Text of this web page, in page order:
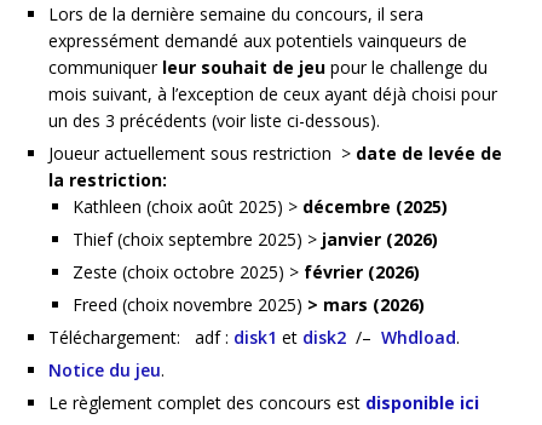
Lors de la dernière semaine du concours, il sera
expressément demandé aux potentiels vainqueurs de
communiquer leur souhait de jeu pour le challenge du
mois suivant, à l’exception de ceux ayant déjà choisi pour
un des 3 précédents (voir liste ci-dessous).
Joueur actuellement sous restriction > date de levée de
la restriction:
Kathleen (choix août 2025) > décembre (2025)
Thief (choix septembre 2025) > janvier (2026)
Zeste (choix octobre 2025) > février (2026)
Freed (choix novembre 2025) > mars (2026)
Téléchargement: adf : disk1 et disk2 /– Whdload.
Notice du jeu.
Le règlement complet des concours est disponible ici